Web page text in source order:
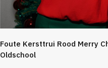
Foute Kersttrui Rood Merry
Oldschool